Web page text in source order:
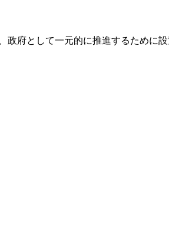
府として一元的に推進するために設